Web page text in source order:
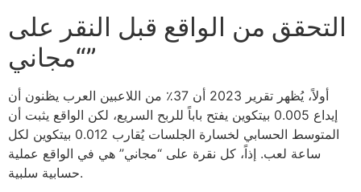
التحقق من الواقع قبل النقر على
“مجاني”
أولاً، يُظهر تقرير 2023 أن 37٪ من اللاعبين العرب يظنون أن
إيداع 0.005 بيتكوين يفتح باباً للربح السريع، لكن الواقع يثبت أن
المتوسط الحسابي لخسارة الجلسات يُقارب 0.012 بيتكوين لكل
ساعة لعب. إذاً، كل نقرة على “مجاني” هي في الواقع عملية
حسابية سلبية.